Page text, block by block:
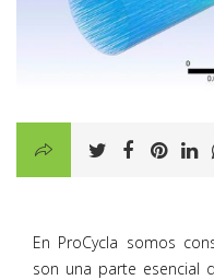
En ProCycla somos
son una parte esencial